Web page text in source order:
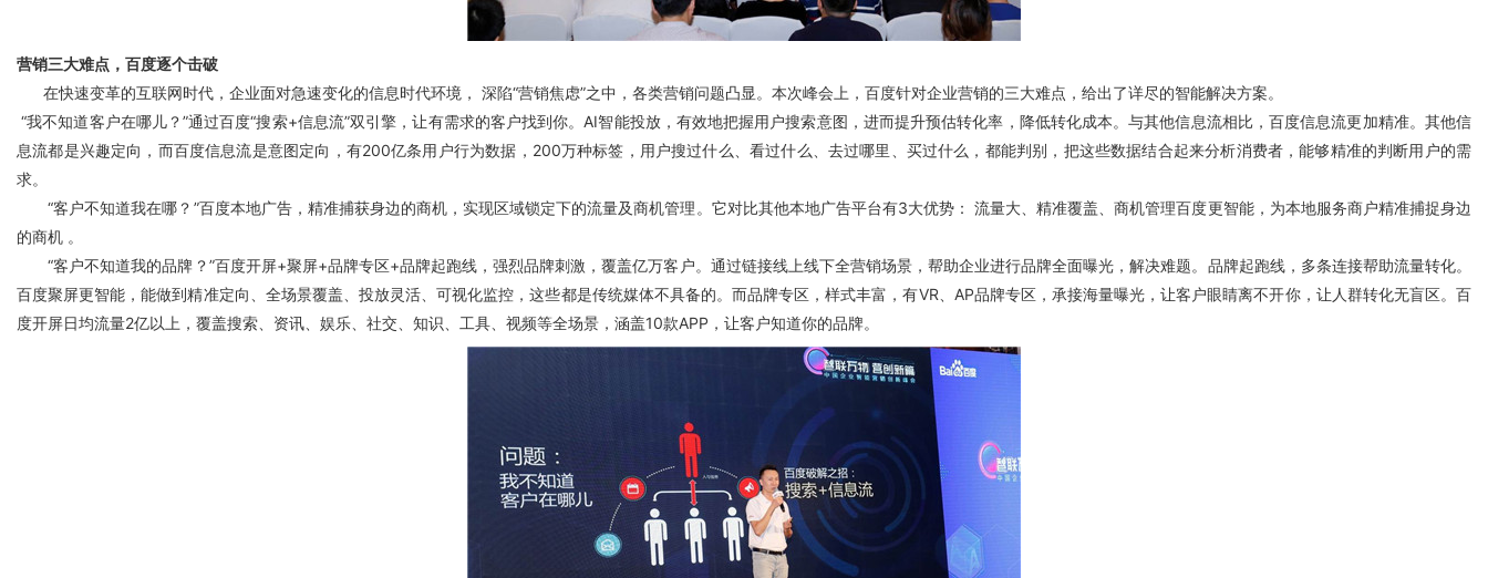
营销三大难点，百度逐个击破
在快速变革的互联网时代，企业面对急速变化的信息时代环境， 深陷“营销焦虑”之中，各类营销问题凸显。本次峰会上，百度针对企业营销的三大难点，给出了详尽的智能解决方案。
“我不知道客户在哪儿？”通过百度“搜索+信息流”双引擎，让有需求的客户找到你。AI智能投放，有效地把握用户搜索意图，进而提升预估转化率，降低转化成本。与其他信息流相比，百度信息流更加精准。其他信
息流都是兴趣定向，而百度信息流是意图定向，有200亿条用户行为数据，200万种标签，用户搜过什么、看过什么、去过哪里、买过什么，都能判别，把这些数据结合起来分析消费者，能够精准的判断用户的需
求。
“客户不知道我在哪？”百度本地广告，精准捕获身边的商机，实现区域锁定下的流量及商机管理。它对比其他本地广告平台有3大优势： 流量大、精准覆盖、商机管理百度更智能，为本地服务商户精准捕捉身边
的商机 。
“客户不知道我的品牌？”百度开屏+聚屏+品牌专区+品牌起跑线，强烈品牌刺激，覆盖亿万客户。通过链接线上线下全营销场景，帮助企业进行品牌全面曝光，解决难题。品牌起跑线，多条连接帮助流量转化。
百度聚屏更智能，能做到精准定向、全场景覆盖、投放灵活、可视化监控，这些都是传统媒体不具备的。而品牌专区，样式丰富，有VR、AP品牌专区，承接海量曝光，让客户眼睛离不开你，让人群转化无盲区。百
度开屏日均流量2亿以上，覆盖搜索、资讯、娱乐、社交、知识、工具、视频等全场景，涵盖10款APP，让客户知道你的品牌。